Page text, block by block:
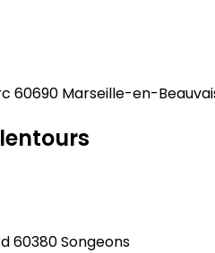
60690 Marseille-en-
60380 Songeons